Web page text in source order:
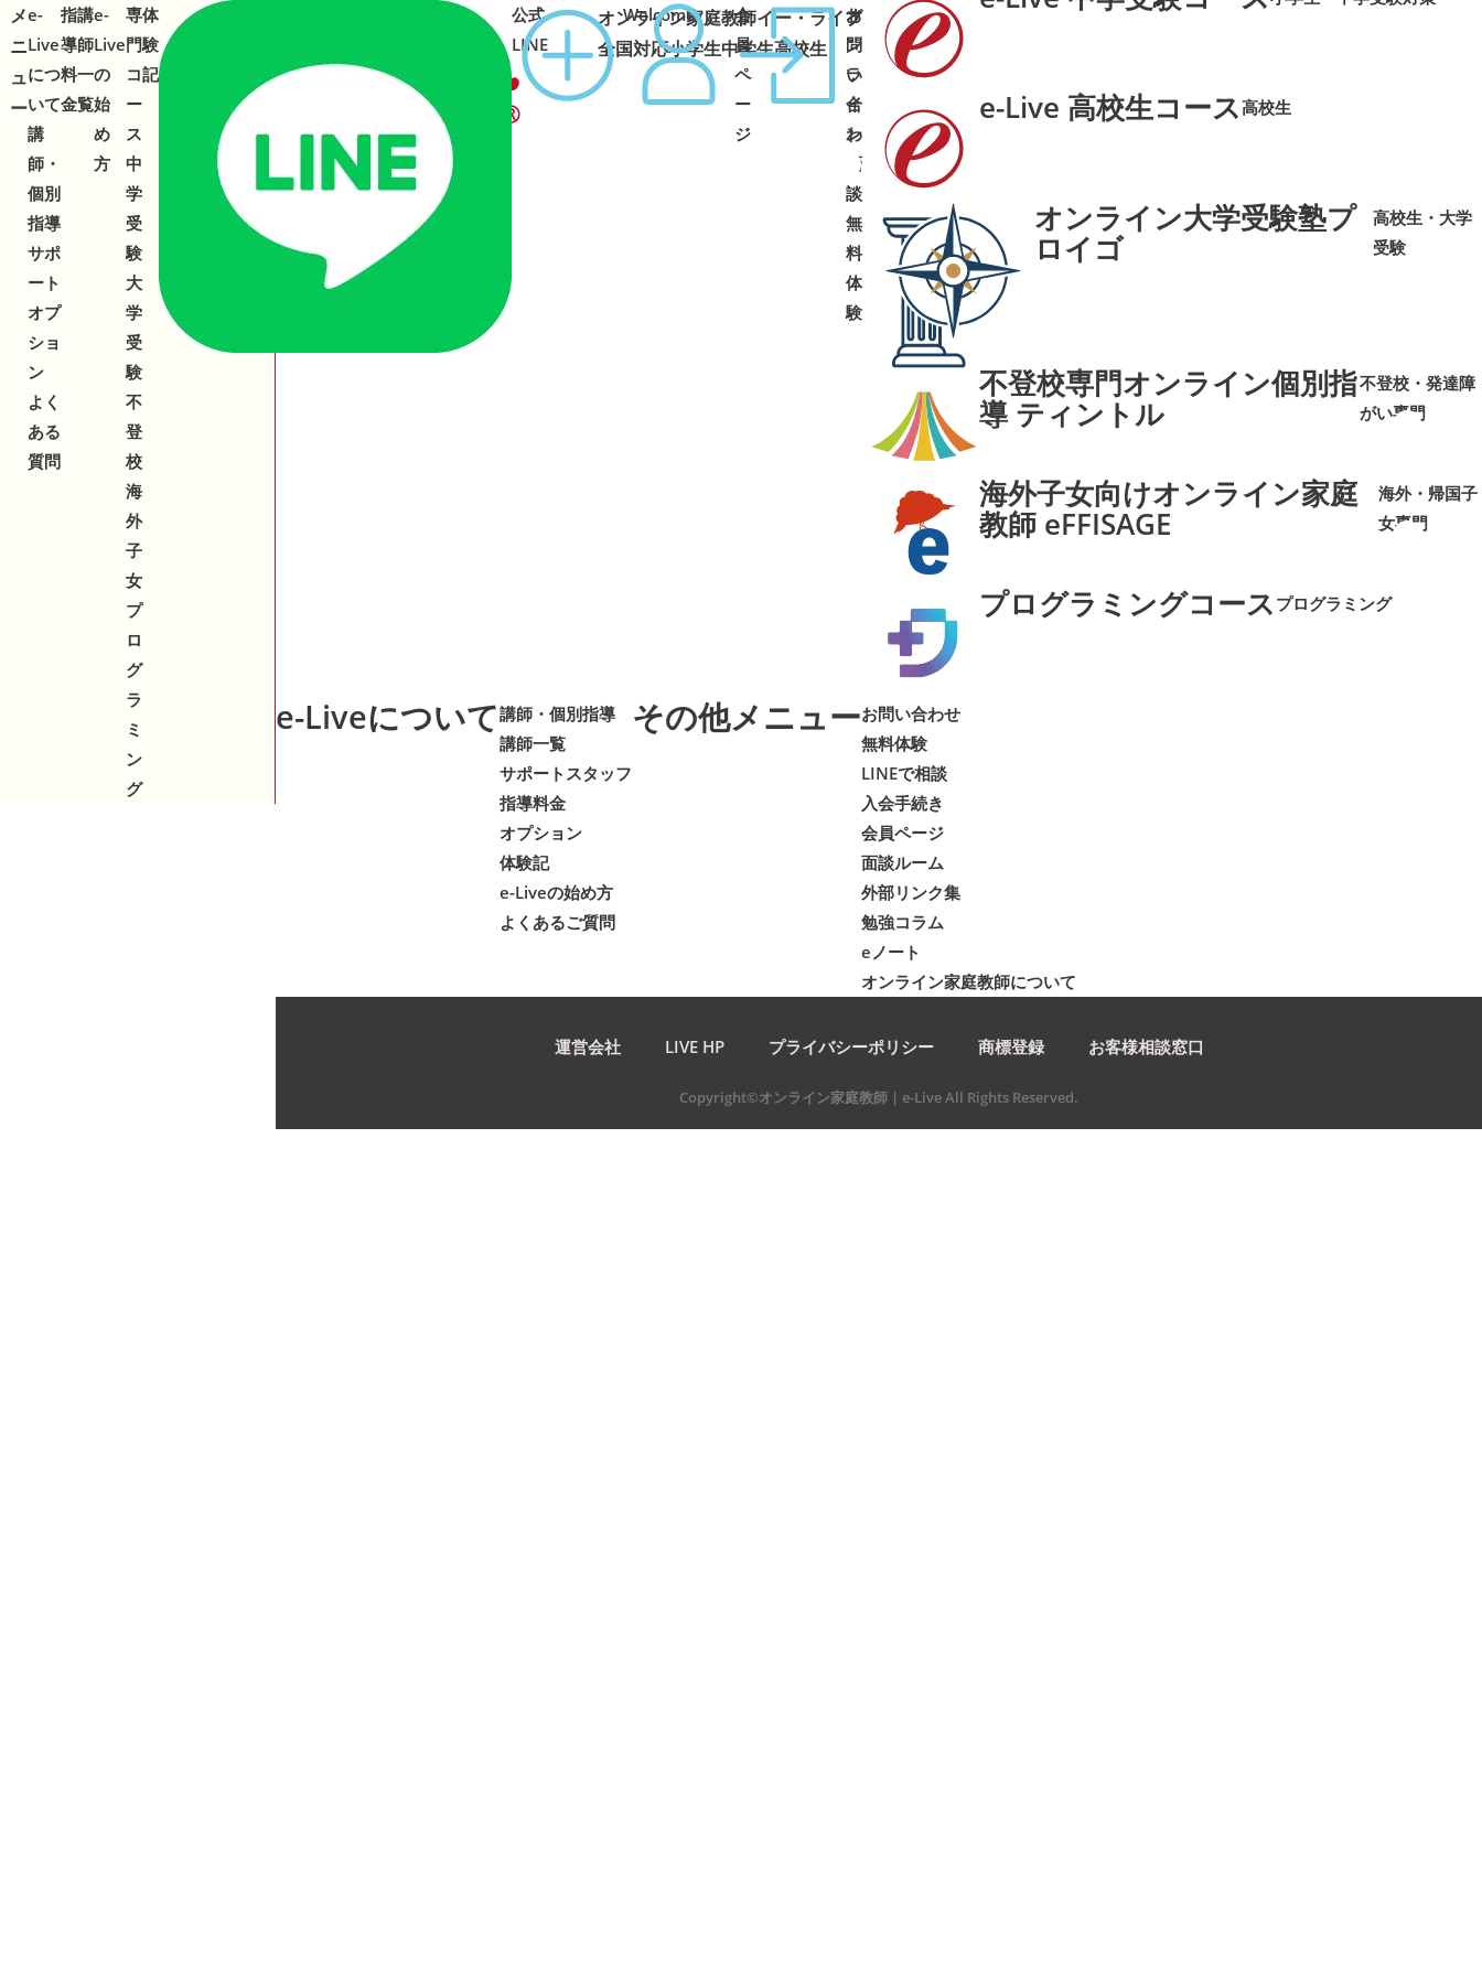
メ
ニ
ュ
ー
オンライン家庭教師イー・ライブ
全国対応小学生中学生高校生
メ
ニ
ュ
ー
e-
Live
につ
いて
講
師・
個別
指導
サポ
ート
オプ
ショ
ン
よく
ある
質問
指
導
料
金
講
師
一
覧
e-
Live
の
始
め
方
専
門
コ
ー
ス
中
学
受
験
大
学
受
験
不
登
校
海
外
子
女
プ
ロ
グ
ラ
ミ
ン
グ
体
験
記
公式
LINE
Welcome
会
員
ペ
ー
ジ
オ
ン
ラ
イ
ン
面
談
お
問
い
合
わ
せ
・
無
料
体
験
➜
21:00 土日祝可
コース
e-Live 高校生コース高校生
オンライン大学受験塾プ
ロイゴ
高校生・大学
受験
不登校専門オンライン個別指
導 ティントル
不登校・発達障
がい専門
海外子女向けオンライン家庭
教師 eFFISAGE
海外・帰国子
女専門
プログラミングコース プログラミング
e-Liveについて講師・個別指導
講師一覧
サポートスタッフ
指導料金
オプション
体験記
e-Liveの始め方
よくあるご質問
その他メニューお問い合わせ
無料体験
LINEで相談
入会手続き
会員ページ
面談ルーム
外部リンク集
勉強コラム
eノート
オンライン家庭教師について
運営会社 LIVE HP プライバシーポリシー 商標登録 お客様相談窓口
Copyright©オンライン家庭教師 | e-Live All Rights Reserved.